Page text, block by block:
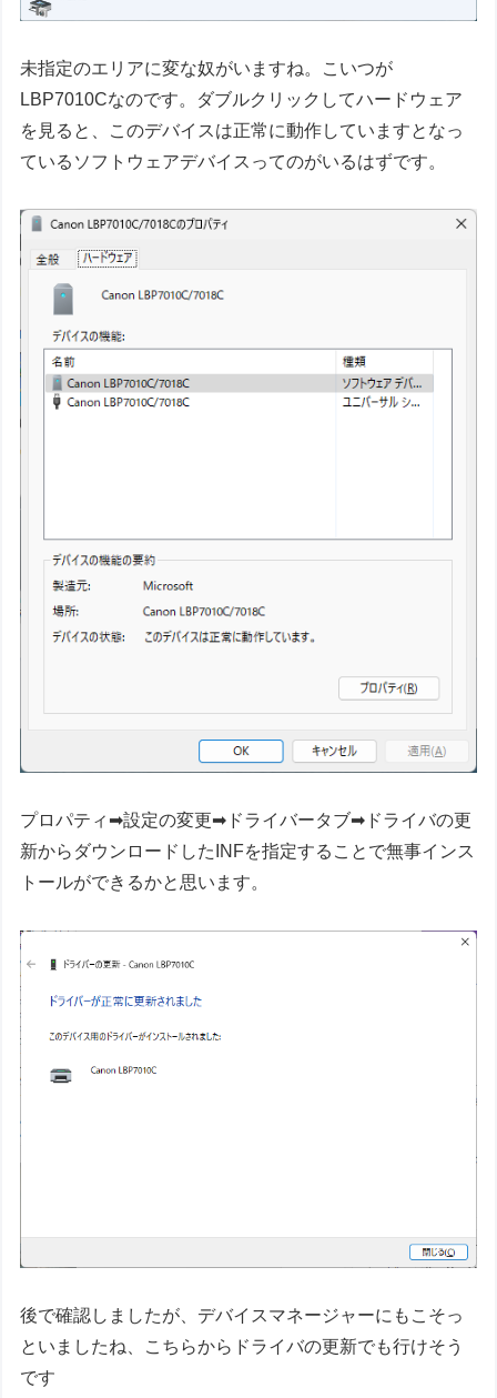
未指定のエリアに変な奴がいますね。こいつが
LBP7010Cなのです。ダブルクリックしてハードウェア
を見ると、このデバイスは正常に動作していますとなっ
ているソフトウェアデバイスってのがいるはずです。
プロパティ➡設定の変更➡ドライバータブ➡ドライバの更
新からダウンロードしたINFを指定することで無事インス
トールができるかと思います。
後で確認しましたが、デバイスマネージャーにもこそっ
といましたね、こちらからドライバの更新でも行けそう
です